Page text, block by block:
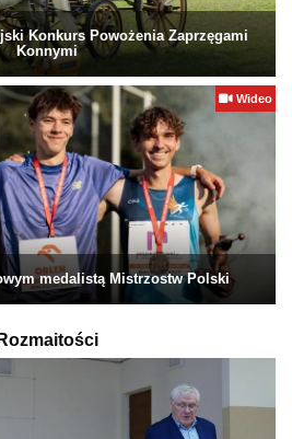
Konkurs Powożenia Zaprzęgami
Konnymi
Wideo
medalistą Mistrzostw Polski